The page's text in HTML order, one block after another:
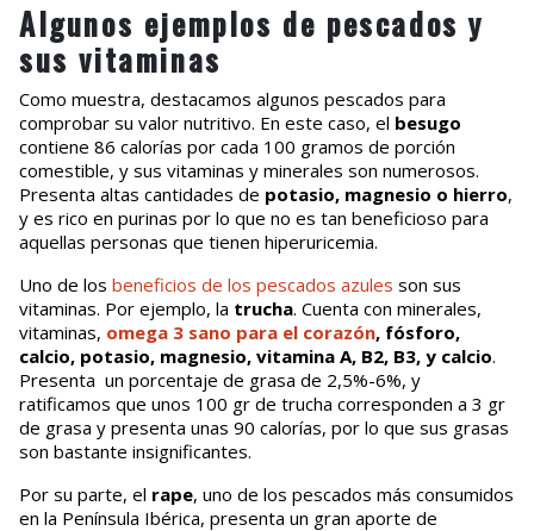
Algunos ejemplos de pescados y
sus vitaminas
Como muestra, destacamos algunos pescados para
comprobar su valor nutritivo. En este caso, el besugo
contiene 86 calorías por cada 100 gramos de porción
comestible, y sus vitaminas y minerales son numerosos.
Presenta altas cantidades de potasio, magnesio o hierro,
y es rico en purinas por lo que no es tan beneficioso para
aquellas personas que tienen hiperuricemia.
Uno de los beneficios de los pescados azules son sus
vitaminas. Por ejemplo, la trucha. Cuenta con minerales,
vitaminas, omega 3 sano para el corazón, fósforo,
calcio, potasio, magnesio, vitamina A, B2, B3, y calcio.
Presenta un porcentaje de grasa de 2,5%-6%, y
ratificamos que unos 100 gr de trucha corresponden a 3 gr
de grasa y presenta unas 90 calorías, por lo que sus grasas
son bastante insignificantes.
Por su parte, el rape, uno de los pescados más consumidos
en la Península Ibérica, presenta un gran aporte de